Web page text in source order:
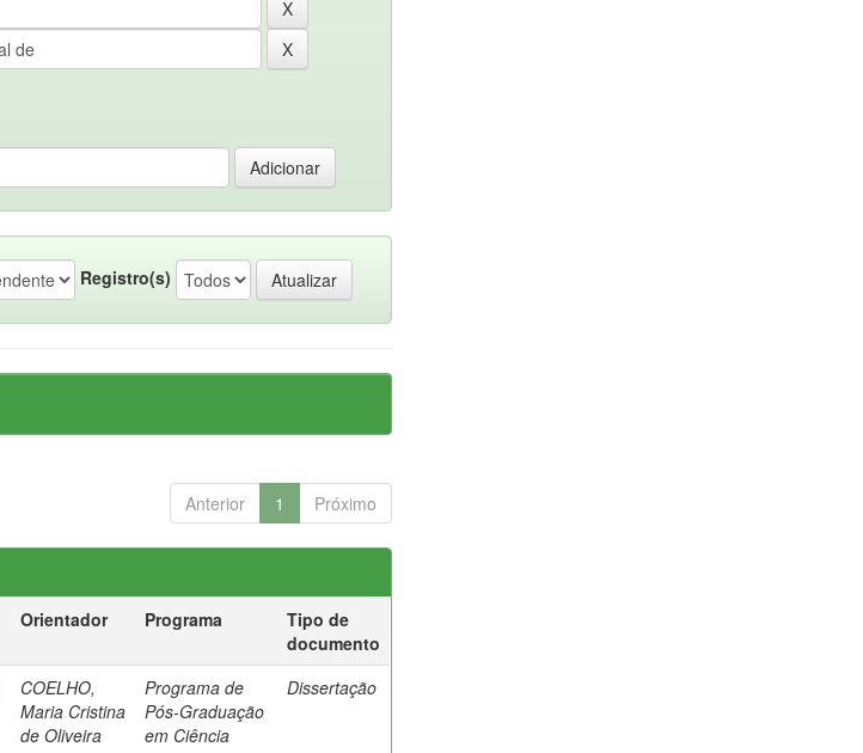
Registro(s)
Anterior 1 Próximo
Orientador Programa
Tipo de
documento
COELHO,
Maria Cristina
de Oliveira
Programa de
Pós-Graduação
em Ciência
Dissertação